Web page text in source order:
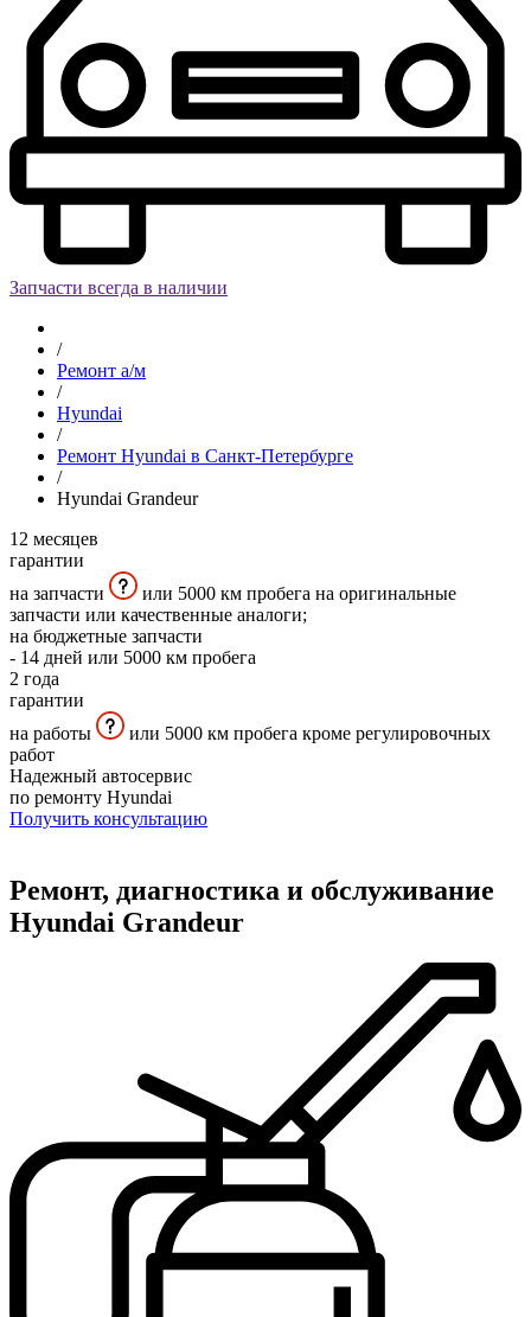
Запчасти всегда в наличии
/
Ремонт а/м
/
Hyundai
/
Ремонт Hyundai в Санкт-Петербурге
/
Hyundai Grandeur
12 месяцев
гарантии
на запчасти
или 5000 км пробега на оригинальные
запчасти или качественные аналоги;
на бюджетные запчасти
- 14 дней или 5000 км пробега
2 года
гарантии
на работы
или 5000 км пробега кроме регулировочных
работ
Надежный автосервис
по ремонту Hyundai
Получить консультацию
Ремонт, диагностика и обслуживание
Hyundai Grandeur